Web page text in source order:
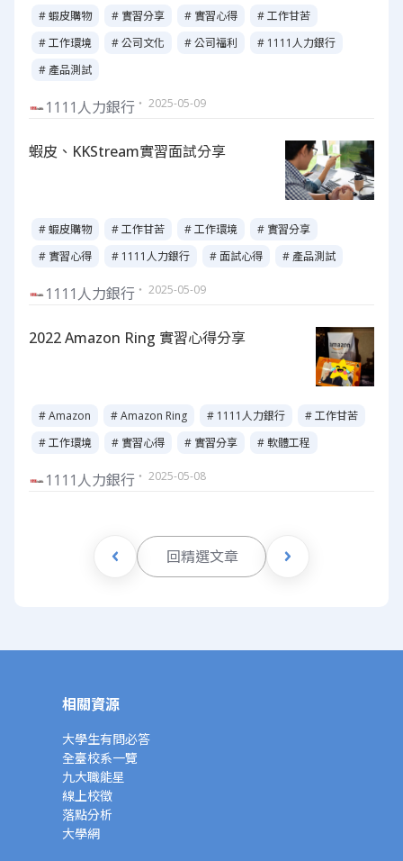
# 蝦皮購物 # 實習分享 # 實習心得
# 工作甘苦
# 工作環境
# 公司文化 # 公司福利
# 1111人力銀行
# 產品測試
1111人力銀行 ・ 2025-05-09
蝦皮、KKStream實習面試分享
# 蝦皮購物 # 工作甘苦 # 工作環境
# 實習分享
# 實習心得
# 1111人力銀行 # 面試心得 # 產品測試
1111人力銀行 ・ 2025-05-09
2022 Amazon Ring 實習心得分享
# Amazon # Amazon Ring # 1111人力銀行
# 工作甘苦
# 工作環境
# 實習心得 # 實習分享 # 軟體工程
1111人力銀行 ・ 2025-05-08
回精選文章
相關資源
大學生有問必答
全臺校系一覽
九大職能星
線上校徵
落點分析
大學網